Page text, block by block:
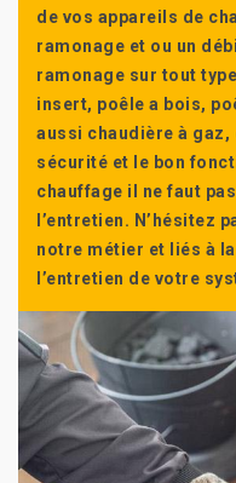
de vos appareils de
ramonage et ou un
ramonage sur tout
insert, poêle a bois,
aussi chaudière à
sécurité et le bon
chauffage il ne faut
l’entretien. N’hésitez
notre métier et liés à
l’entretien de votre